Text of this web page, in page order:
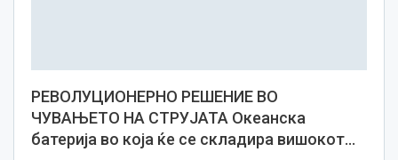
РЕВОЛУЦИОНЕРНО РЕШЕНИЕ ВО
ЧУВАЊЕТО НА СТРУЈАТА Oкеанска
батерија во која ќе се складира вишокот…